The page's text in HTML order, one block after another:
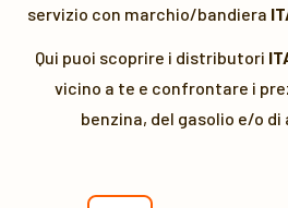
servizio con marchio/bandiera
Qui puoi scoprire i distributori
vicino a te e confrontare i
benzina, del gasolio e/o